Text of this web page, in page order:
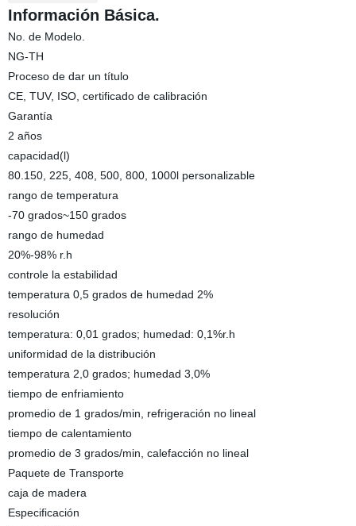
Información Básica.
No. de Modelo.
NG-TH
Proceso de dar un título
CE, TUV, ISO, certificado de calibración
Garantía
2 años
capacidad(l)
80.150, 225, 408, 500, 800, 1000l personalizable
rango de temperatura
-70 grados~150 grados
rango de humedad
20%-98% r.h
controle la estabilidad
temperatura 0,5 grados de humedad 2%
resolución
temperatura: 0,01 grados; humedad: 0,1%r.h
uniformidad de la distribución
temperatura 2,0 grados; humedad 3,0%
tiempo de enfriamiento
promedio de 1 grados/min, refrigeración no lineal
tiempo de calentamiento
promedio de 3 grados/min, calefacción no lineal
Paquete de Transporte
caja de madera
Especificación